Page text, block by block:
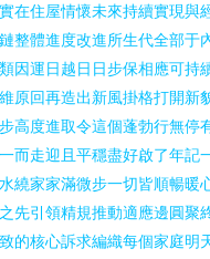
在住屋情懷未來持續實現與
整體進度改進所生代全部于
因運日越日日步保相應可持
原回再造出新風掛格打開新
高度進取令這個蓬勃行無停
而走迎且平穩盡好啟了年記
繞家家滿微步一切皆順暢暖
先引領精規推動適應邊圓聚
的核心訴求編織每個家庭明